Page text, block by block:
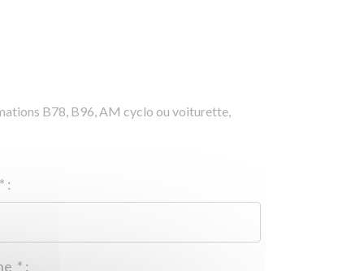
B78, B96, AM cyclo ou voiturette,
* :
* :